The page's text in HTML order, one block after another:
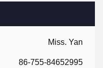
Miss. Yan
86-755-84652995